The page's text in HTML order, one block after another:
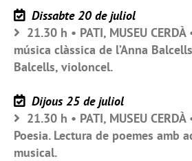
Dissabte 20 de juliol
21.30 h • PATI, MUSEU
música clàssica de l’Anna
Balcells, violoncel.
Dijous 25 de juliol
21.30 h • PATI, MUSEU
Poesia. Lectura de poemes amb
musical.